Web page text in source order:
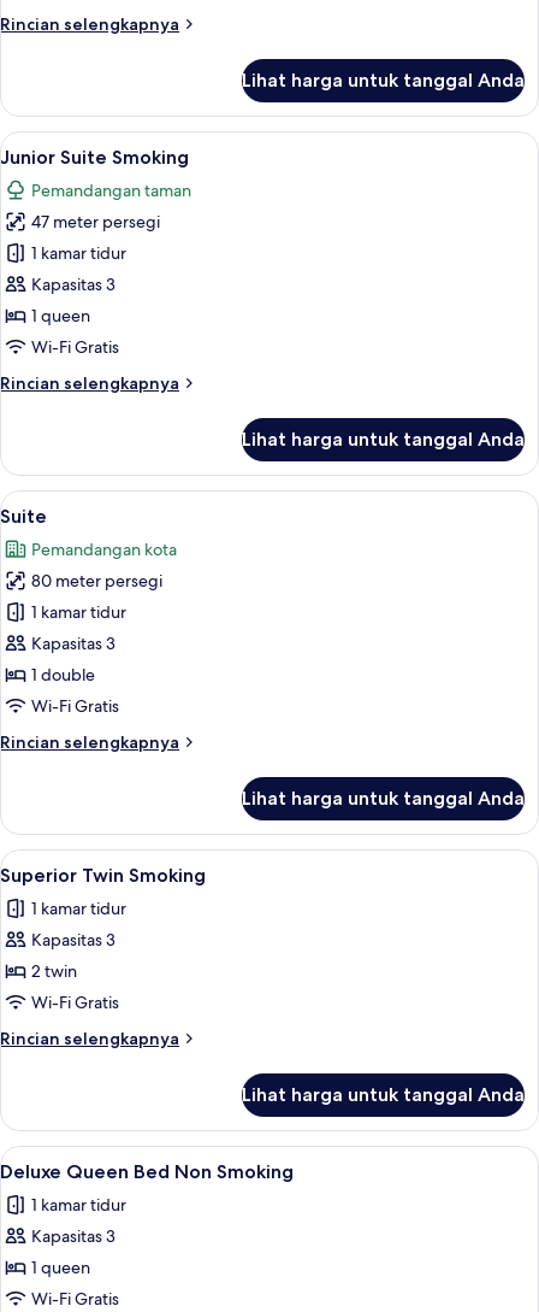
Smoking
Rincian selengkapnya
Rincian
Superior
Deluxe
Queen
Non
Smoking
Lihat harga untuk tanggal Anda
Lihat
semua
foto
untuk
Junior
Suite
Smoking
Brankas, meja kerja, ruang kerja
6
Junior Suite Smoking
Pemandangan taman
47 meter persegi
1 kamar tidur
Kapasitas 3
1 queen
Wi-Fi Gratis
Rincian selengkapnya
Rincian
Junior
Suite
Smoking
Lihat harga untuk tanggal Anda
Lihat
semua
foto
untuk
Suite
Suite | Brankas, meja kerja, ruang
5
Suite
Pemandangan kota
80 meter persegi
1 kamar tidur
Kapasitas 3
1 double
Wi-Fi Gratis
Rincian selengkapnya
Rincian
Suite
Lihat harga untuk tanggal Anda
Lihat
semua
foto
untuk
Superior
Twin
Smoking
Brankas, meja kerja, ruang kerja
1
Superior Twin Smoking
1 kamar tidur
Kapasitas 3
2 twin
Wi-Fi Gratis
Rincian selengkapnya
Rincian
Superior
Twin
Smoking
Lihat harga untuk tanggal Anda
Lihat
semua
foto
untuk
Deluxe
Queen
Brankas, meja kerja, ruang kerja
1
Deluxe Queen Bed Non Smoking
1 kamar tidur
Kapasitas 3
1 queen
Wi-Fi Gratis